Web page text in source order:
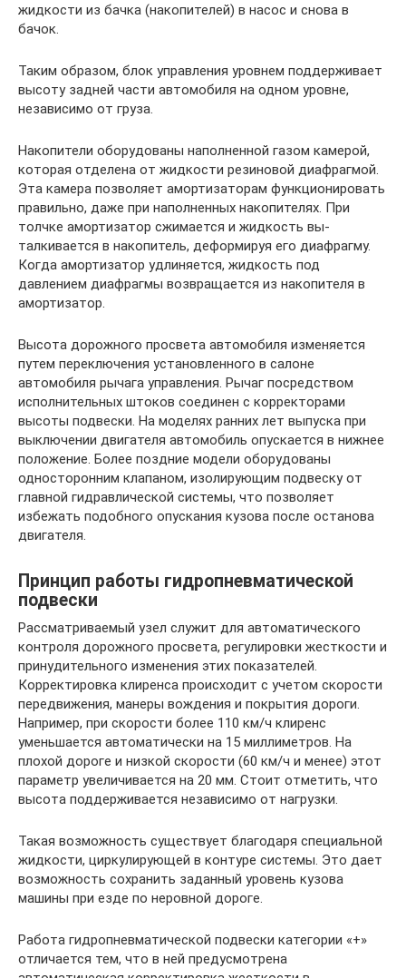
жидкости из бачка (накопителей) в насос и снова в
бачок.
Таким образом, блок управ­ления уровнем поддерживает
высоту зад­ней части автомобиля на одном уровне,
независимо от груза.
Накопители оборудованы наполнен­ной газом камерой,
которая отделена от жидкости резиновой диафрагмой.
Эта камера позволяет амортизаторам функ­ционировать
правильно, даже при на­полненных накопителях. При
толчке амортизатор сжимается и жидкость вы­
талкивается в накопитель, деформируя его диафрагму.
Когда амортизатор удли­няется, жидкость под
давлением диаф­рагмы возвращается из накопителя в
амортизатор.
Высота дорожного просвета автомобиля изменяется
путем переключения установленного в салоне
автомобиля рычага управления. Рычаг посредством
исполнительных штоков соединен с корректорами
высоты подвески. На моделях ранних лет выпуска при
выключении двигателя автомобиль опускается в нижнее
положение. Более поздние модели оборудованы
односторонним клапаном, изолирующим подвеску от
главной гидравлической системы, что позволяет
избежать подобного опускания кузова после останова
двигателя.
Принцип работы гидропневматической
подвески
Рассматриваемый узел служит для автоматического
контроля дорожного просвета, регулировки жесткости и
принудительного изменения этих показателей.
Корректировка клиренса происходит с учетом скорости
передвижения, манеры вождения и покрытия дороги.
Например, при скорости более 110 км/ч клиренс
уменьшается автоматически на 15 миллиметров. На
плохой дороге и низкой скорости (60 км/ч и менее) этот
параметр увеличивается на 20 мм. Стоит отметить, что
высота поддерживается независимо от нагрузки.
Такая возможность существует благодаря специальной
жидкости, циркулирующей в контуре системы. Это дает
возможность сохранить заданный уровень кузова
машины при езде по неровной дороге.
Работа гидропневматической подвески категории «+»
отличается тем, что в ней предусмотрена